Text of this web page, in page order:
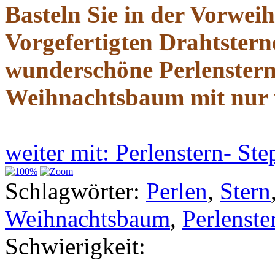
Basteln Sie in der
Vorgefertigten
wunderschöne
Weihnachtsbaum mit
weiter mit: Perlenstern-
Schlagwörter: Perlen, Stern
Weihnachtsbaum,
Schwierigkeit: